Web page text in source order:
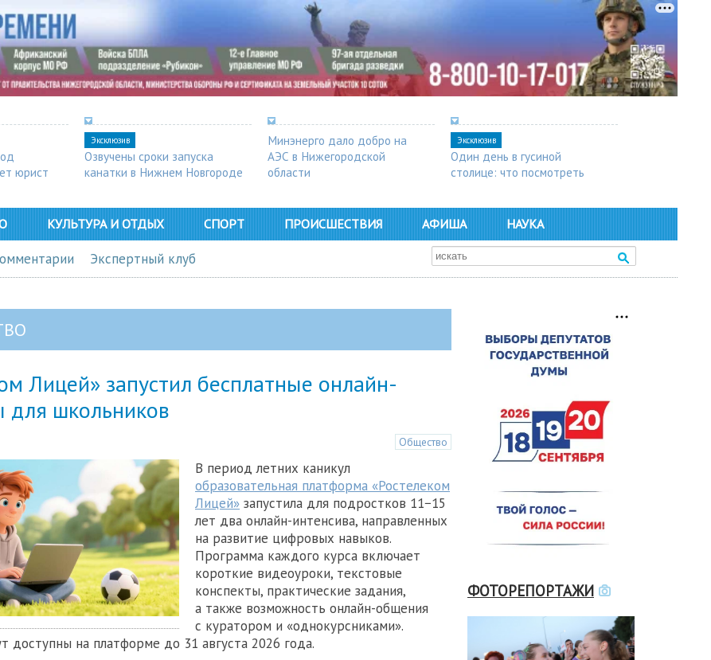
юрист
Эксклюзив
Озвучены сроки запуска
канатки в Нижнем Новгороде
Минэнерго дало добро на
АЭС в Нижегородской
области
Эксклюзив
Один день в гусиной
столице: что посмотреть
КУЛЬТУРА И ОТДЫХ СПОРТ ПРОИСШЕСТВИЯ АФИША НАУКА
Экспертный клуб
Лицей» запустил бесплатные онлайн-
для школьников
Общество
В период летних каникул
образовательная платформа «Ростелеком
Лицей» запустила для подростков 11−15
лет два онлайн-интенсива, направленных
на развитие цифровых навыков.
Программа каждого курса включает
короткие видеоуроки, текстовые
конспекты, практические задания,
а также возможность онлайн-общения
с куратором и «однокурсниками».
доступны на платформе до 31 августа 2026 года.
ФОТОРЕПОРТАЖИ